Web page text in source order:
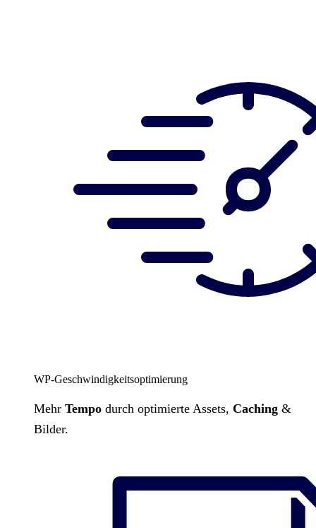
WP-Geschwindigkeitsoptimierung
Mehr Tempo durch optimierte Assets, Caching &
Bilder.